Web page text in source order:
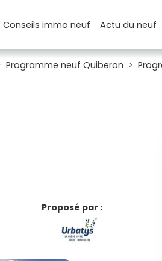
Conseilsimmo neuf Actudu neuf
Programme neuf Quiberon
Proposé par :